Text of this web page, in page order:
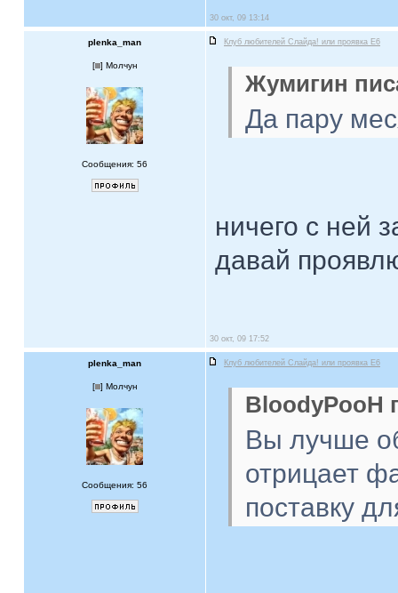
30 окт, 09 13:14
plenka_man Клуб любителей Слайда! или проявка E6
[ ] Молчун
Сообщения: 56
Жумигин
Да пару
ничего с ней
давай
30 окт, 09 17:52
plenka_man Клуб любителей Слайда! или проявка E6
[ ] Молчун
Сообщения: 56
BloodyPooH
Вы лучше
отрицает
поставку